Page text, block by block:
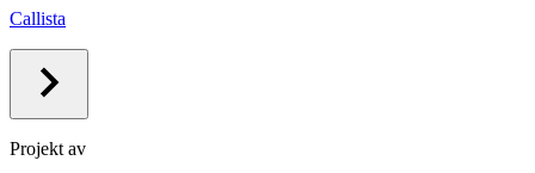
Callista
Projekt av